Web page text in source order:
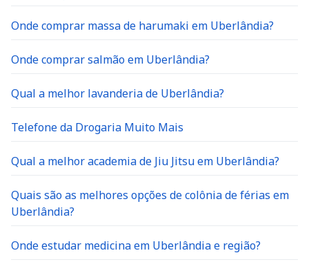
Onde comprar massa de harumaki em Uberlândia?
Onde comprar salmão em Uberlândia?
Qual a melhor lavanderia de Uberlândia?
Telefone da Drogaria Muito Mais
Qual a melhor academia de Jiu Jitsu em Uberlândia?
Quais são as melhores opções de colônia de férias em
Uberlândia?
Onde estudar medicina em Uberlândia e região?